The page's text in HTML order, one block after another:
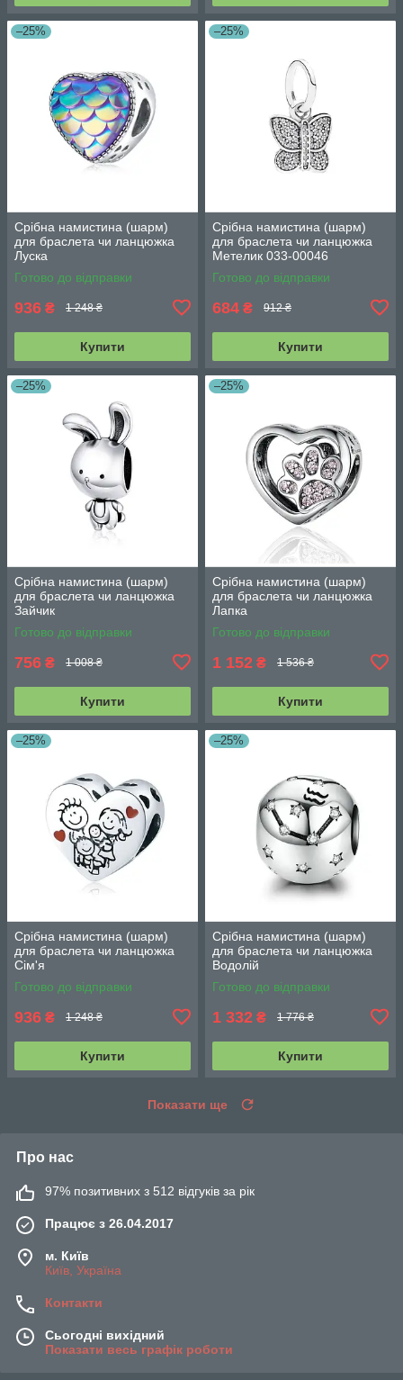
–25%
Срібна намистина (шарм)
для браслета чи ланцюжка
Луска
Готово до відправки
936 ₴ 1 248 ₴
Купити
–25%
Срібна намистина (шарм)
для браслета чи ланцюжка
Метелик 033-00046
Готово до відправки
684 ₴ 912 ₴
Купити
–25%
Срібна намистина (шарм)
для браслета чи ланцюжка
Зайчик
Готово до відправки
756 ₴ 1 008 ₴
Купити
–25%
Срібна намистина (шарм)
для браслета чи ланцюжка
Лапка
Готово до відправки
1 152 ₴ 1 536 ₴
Купити
–25%
Срібна намистина (шарм)
для браслета чи ланцюжка
Сім'я
Готово до відправки
936 ₴ 1 248 ₴
Купити
–25%
Срібна намистина (шарм)
для браслета чи ланцюжка
Водолій
Готово до відправки
1 332 ₴ 1 776 ₴
Купити
Показати ще
Про нас
97% позитивних з 512 відгуків за рік
Працює з 26.04.2017
м. Київ
Київ, Україна
Контакти
Сьогодні вихідний
Показати весь графік роботи